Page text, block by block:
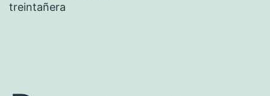
treintañera